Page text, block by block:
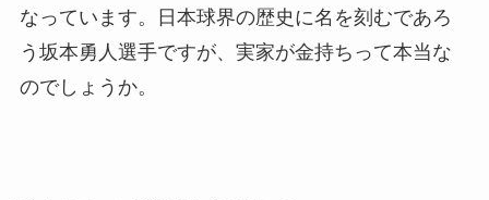
なっています。日本球界の歴史に名を刻むであろ
う坂本勇人選手ですが、実家が金持ちって本当な
のでしょうか。